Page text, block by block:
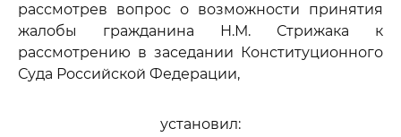
рассмотрев вопрос о возможности принятия
жалобы гражданина Н.М. Стрижака к
рассмотрению в заседании Конституционного
Суда Российской Федерации,
установил: